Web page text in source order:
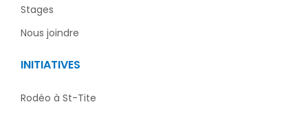
Stages
Nous joindre
INITIATIVES
Rodéo à St-Tite